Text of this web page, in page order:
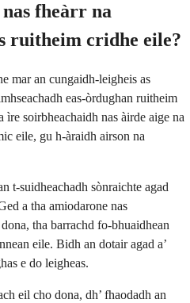
fheàrr na
ruitheim cridhe eile?
mar an cungaidh-leigheis as
eas-òrdughan ruitheim
ìre soirbheachaidh nas àirde aige na
eile, gu h-àraidh airson na
t-suidheachadh sònraichte agad
a tha amiodarone nas
tha barrachd fo-bhuaidhean
eile. Bidh an dotair agad a’
e do leigheas.
eil cho dona, dh’ fhaodadh an